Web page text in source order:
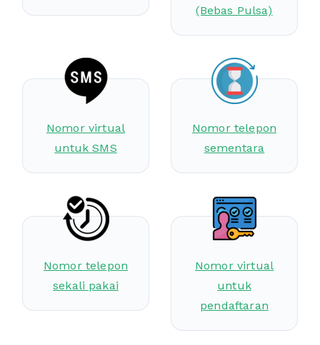
(Bebas Pulsa)
Nomor virtual
untuk SMS
Nomor telepon
sementara
Nomor telepon
sekali pakai
Nomor virtual
untuk
pendaftaran